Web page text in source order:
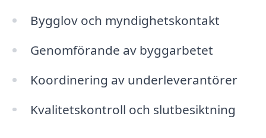
Bygglov och myndighetskontakt
Genomförande av byggarbetet
Koordinering av underleverantörer
Kvalitetskontroll och slutbesiktning